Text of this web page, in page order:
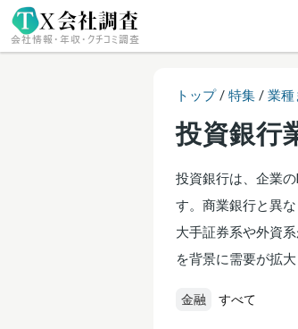
トップ/ 特集 / 業種
投資銀行
投資銀行は、企業
す。商業銀行と異
大手証券系や外資
を背景に需要が拡
金融 すべて